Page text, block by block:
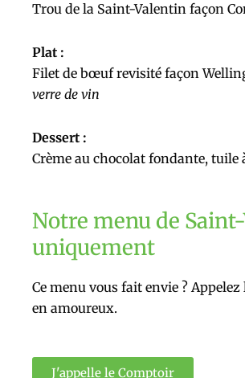
Trou de la Saint-Valentin façon
Plat :
Filet de bœuf revisité façon
verre de vin
Dessert :
Crème au chocolat fondante, tuile
Notre menu de
uniquement
Ce menu vous fait envie ?
en amoureux.
J'appelle le Comptoir